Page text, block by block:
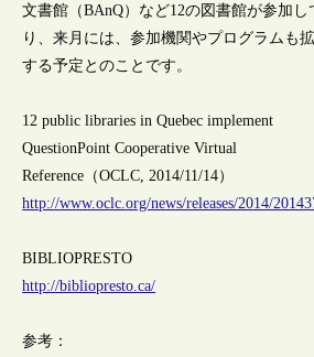
文書館（BAnQ）など12の図書館が参加し
り、来月には、参加機関やプログラムも
する予定とのことです。
12 public libraries in Quebec implement
QuestionPoint Cooperative Virtual
Reference（OCLC, 2014/11/14）
http://www.oclc.org/news/releases/2014/
BIBLIOPRESTO
http://bibliopresto.ca/
参考：